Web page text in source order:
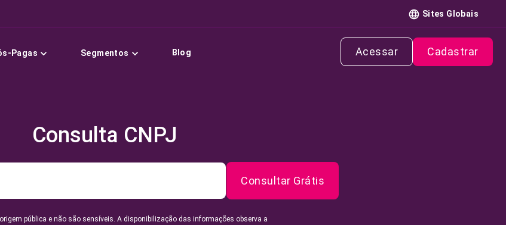
Sites Globais
Pagas Segmentos Blog Acessar Cadastrar
Consulta CNPJ
Consultar Grátis
pública e não são sensíveis. A disponibilização das informações observa a